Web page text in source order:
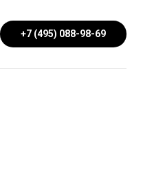
+7 (495) 088-98-69